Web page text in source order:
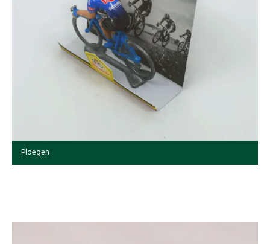
Ploegen